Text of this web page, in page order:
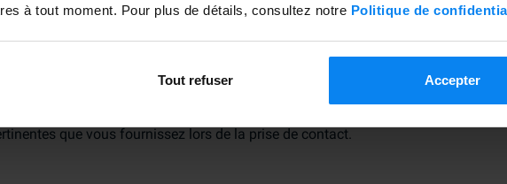
à tout moment. Pour plus de détails, consultez notre Politique de
Tout refuser Accepter
dans le cadre de notre prestation de services dans d'autres domaines, par
notre accord. La base juridique de ce traitement réside dans notre intérêt
(article 6, paragraphe 1, point f, du RGPD).
fin ?
votre adresse électronique, votre numéro de réservation (et d'autres détails de
que vous fournissez lors de la prise de contact.